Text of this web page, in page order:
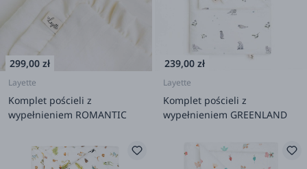
299,00 zł
Layette
Komplet pościeli z
wypełnieniem ROMANTIC
239,00 zł
Layette
Komplet pościeli z
wypełnieniem GREENLAND